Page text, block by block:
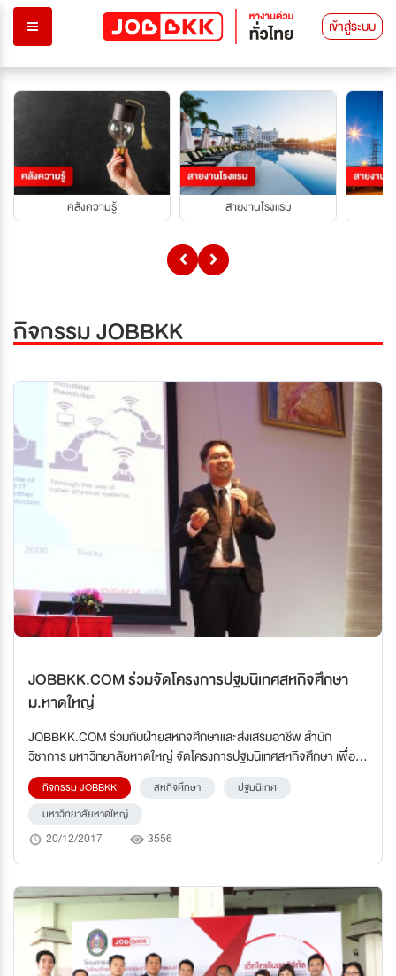
เข้าสู่ระบบ
คลังความรู้ สายงานโรงแรม
กิจกรรม JOBBKK
JOBBKK.COM ร่วมจัดโครงการปฐมนิเทศสหกิจศึกษา
ม.หาดใหญ่
JOBBKK.COM ร่วมกับฝ่ายสหกิจศึกษาและส่งเสริมอาชีพ สำนัก
วิชาการ มหาวิทยาลัยหาดใหญ่ จัดโครงการปฐมนิเทศสหกิจศึกษา เพื่อให้
นักศึกษาได้เตรียมความพร้อมก่อนออกสหกิจศึกษา ณ ห้องประชุม Blue
Ocean Hall คณะบริหารธุรกิจ
กิจกรรม JOBBKK สหกิจศึกษา
ปฐมนิเทศ
มหาวิทยาลัยหาดใหญ่
20/12/2017 3556